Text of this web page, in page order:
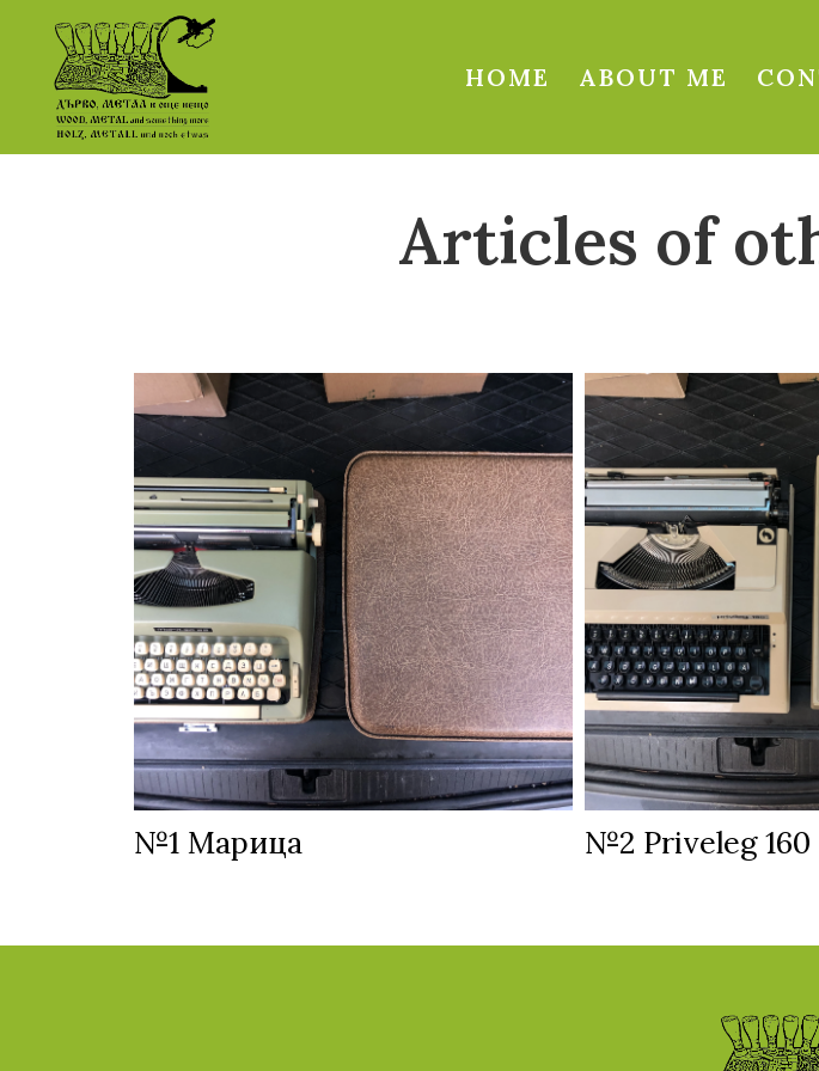
HOME ABOUT ME
Articles of
№1 Марица №2 Priveleg 160